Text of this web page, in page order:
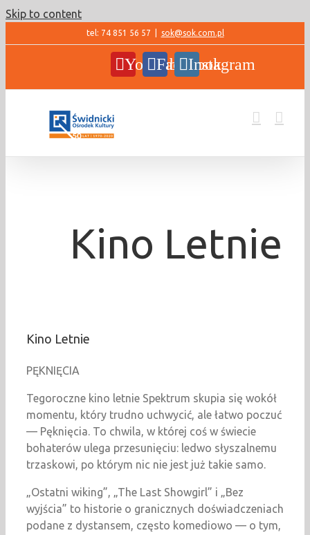
Skip to content
tel: 74 851 56 57 sok@sok.com.pl
YouTubeFacebookInstagram
Kino Letnie
Kino Letnie
PĘKNIĘCIA
Tegoroczne kino letnie Spektrum skupia się wokół
momentu, który trudno uchwycić, ale łatwo poczuć
— Pęknięcia. To chwila, w której coś w świecie
bohaterów ulega przesunięciu: ledwo słyszalnemu
trzaskowi, po którym nic nie jest już takie samo.
„Ostatni wiking”, „The Last Showgirl” i „Bez
wyjścia” to historie o granicznych doświadczeniach
podane z dystansem, często komediowo — o tym,